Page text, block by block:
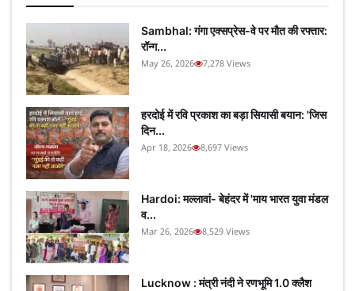
Sambhal: गंगा एक्सप्रेस-वे पर मौत की रफ्तार:
रॉन्ग...
May 26, 2026 7,278 Views
हरदोई में रवि प्रकाश का बड़ा सियासी बयान: 'जिस
दिन...
Apr 18, 2026 8,697 Views
Hardoi: मल्लावां- बेहंदर में 'माय भारत युवा मंडल
व...
Mar 26, 2026 8,529 Views
Lucknow : मंत्री नंदी ने रणभूमि 1.0 क्लैश